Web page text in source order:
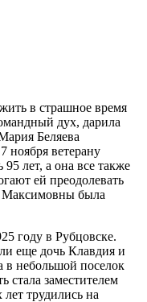
в страшное время
дух, дарила
Беляева
ноября ветерану
лет, а она все также
ей преодолевать
была
году в Рубцовске.
еще дочь Клавдия и
в небольшой поселок
заместителем
лет трудились на